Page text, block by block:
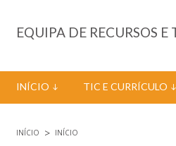
EQUIPA DE RECURSOS
INÍCIO TIC E CURRÍCULO
INÍCIO INÍCIO